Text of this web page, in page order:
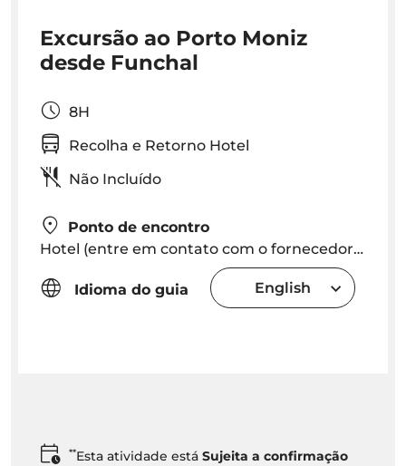
Excursão ao Porto Moniz
desde Funchal
8H
Recolha e Retorno Hotel
Não Incluído
Ponto de encontro
Hotel (entre em contato com o fornecedor após a reserva para saber o horário exato de saída do hotel)
Idioma do guia English
**Esta atividade está Sujeita a confirmação